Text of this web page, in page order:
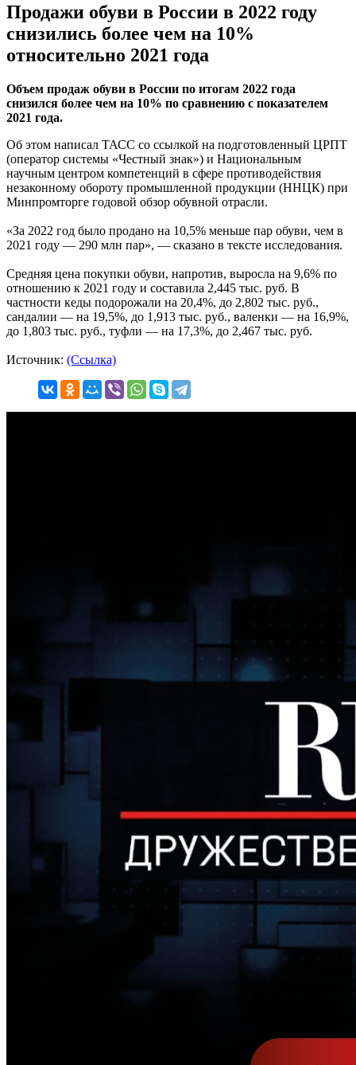
Продажи обуви в России в 2022 году
снизились более чем на 10%
относительно 2021 года
Объем продаж обуви в России по итогам 2022 года
снизился более чем на 10% по сравнению с показателем
2021 года.
Об этом написал ТАСС со ссылкой на подготовленный ЦРПТ
(оператор системы «Честный знак») и Национальным
научным центром компетенций в сфере противодействия
незаконному обороту промышленной продукции (ННЦК) при
Минпромторге годовой обзор обувной отрасли.
«За 2022 год было продано на 10,5% меньше пар обуви, чем в
2021 году — 290 млн пар», — сказано в тексте исследования.
Средняя цена покупки обуви, напротив, выросла на 9,6% по
отношению к 2021 году и составила 2,445 тыс. руб. В
частности кеды подорожали на 20,4%, до 2,802 тыс. руб.,
сандалии — на 19,5%, до 1,913 тыс. руб., валенки — на 16,9%,
до 1,803 тыс. руб., туфли — на 17,3%, до 2,467 тыс. руб.
Источник: (Ссылка)